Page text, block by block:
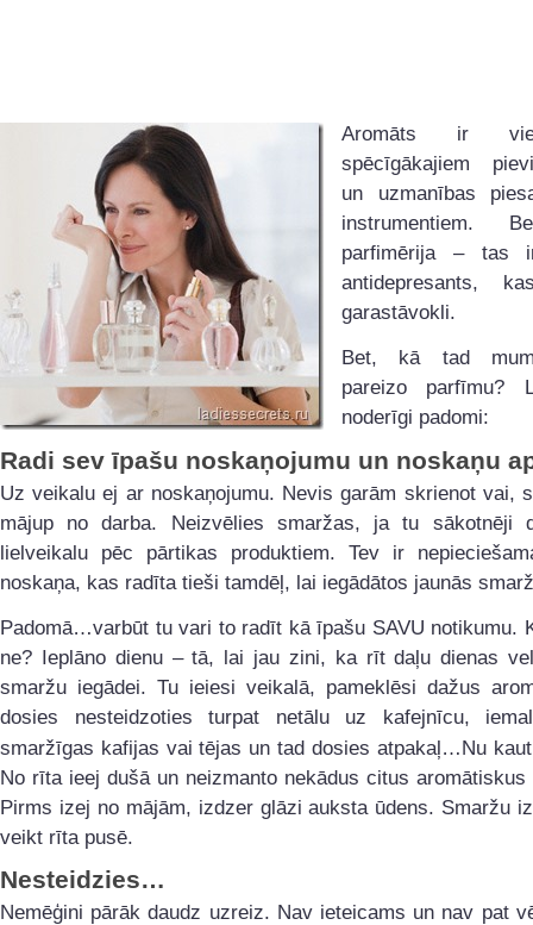
Aromāts ir
spēcīgākajiem
un uzmanības
instrumentiem.
parfimērija – tas
antidepresants,
garastāvokli.
Bet, kā tad
pareizo parfīmu?
noderīgi padomi:
Radi sev īpašu noskaņojumu un noskaņu
Uz veikalu ej ar noskaņojumu. Nevis garām skrienot vai,
mājup no darba. Neizvēlies smaržas, ja tu sākotnēji
lielveikalu pēc pārtikas produktiem. Tev ir
noskaņa, kas radīta tieši tamdēļ, lai iegādātos jaunās
Padomā…varbūt tu vari to radīt kā īpašu SAVU notikumu.
ne? Ieplāno dienu – tā, lai jau zini, ka rīt daļu dienas
smaržu iegādei. Tu ieiesi veikalā, pameklēsi dažus
dosies nesteidzoties turpat netālu uz kafejnīcu,
smaržīgas kafijas vai tējas un tad dosies atpakaļ…Nu
No rīta ieej dušā un neizmanto nekādus citus
Pirms izej no mājām, izdzer glāzi auksta ūdens. Smaržu
veikt rīta pusē.
Nesteidzies…
Nemēģini pārāk daudz uzreiz. Nav ieteicams un nav pat